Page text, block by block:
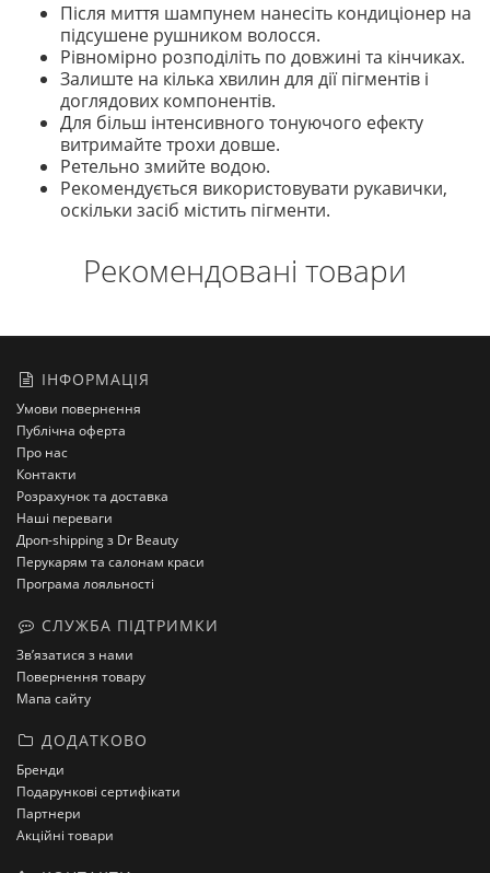
Після миття шампунем нанесіть кондиціонер на
підсушене рушником волосся.
Рівномірно розподіліть по довжині та кінчиках.
Залиште на кілька хвилин для дії пігментів і
доглядових компонентів.
Для більш інтенсивного тонуючого ефекту
витримайте трохи довше.
Ретельно змийте водою.
Рекомендується використовувати рукавички,
оскільки засіб містить пігменти.
Рекомендовані товари
ІНФОРМАЦІЯ
Умови повернення
Публічна оферта
Про нас
Контакти
Розрахунок та доставка
Наші переваги
Дроп-shipping з Dr Beauty
Перукарям та салонам краси
Програма лояльності
СЛУЖБА ПІДТРИМКИ
Зв’язатися з нами
Повернення товару
Мапа сайту
ДОДАТКОВО
Бренди
Подарункові сертифікати
Партнери
Акційні товари